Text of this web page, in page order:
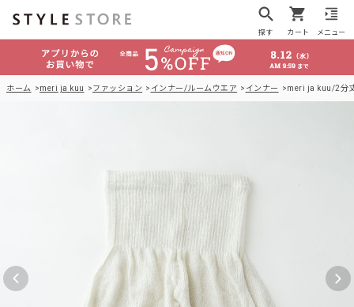
探す カート メニュー
ホーム meri ja kuu ファッション インナー/ルームウエア インナー meri ja kuu/2分